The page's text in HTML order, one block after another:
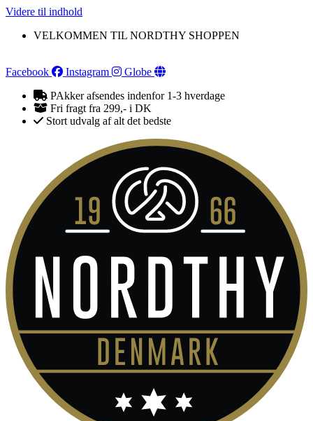
Videre til indhold
VELKOMMEN TIL NORDTHY SHOPPEN
Facebook Instagram
Globe
PAkker afsendes indenfor 1-3 hverdage
Fri fragt fra 299,- i DK
Stort udvalg af alt det bedste